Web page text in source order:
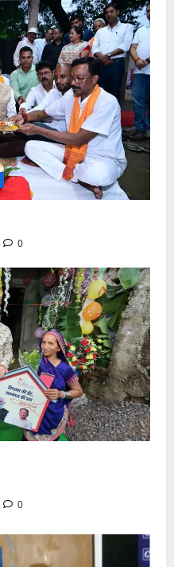
0
0